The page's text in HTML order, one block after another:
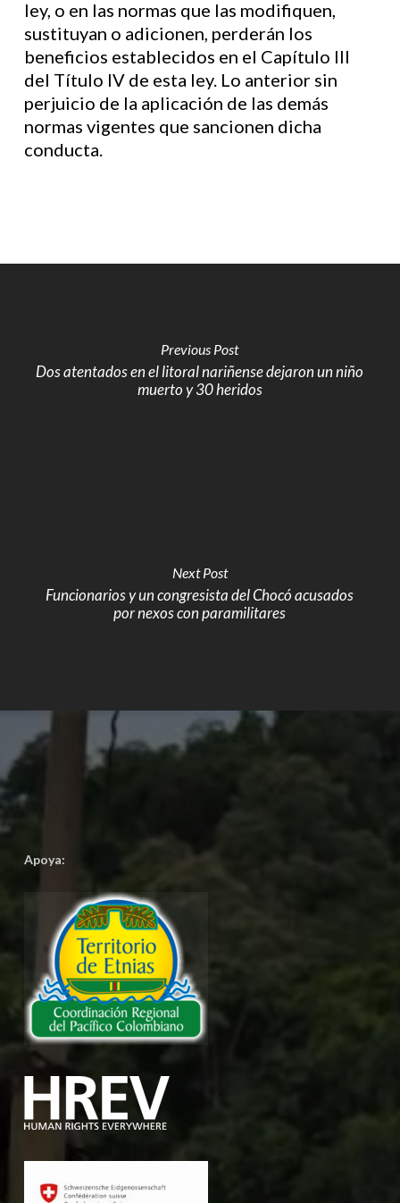
ley, o en las normas que las modifiquen,
sustituyan o adicionen, perderán los
beneficios establecidos en el Capítulo III
del Título IV de esta ley. Lo anterior sin
perjuicio de la aplicación de las demás
normas vigentes que sancionen dicha
conducta.
Previous Post
Dos atentados en el litoral nariñense dejaron un niño
muerto y 30 heridos
Next Post
Funcionarios y un congresista del Chocó acusados
por nexos con paramilitares
Apoya: